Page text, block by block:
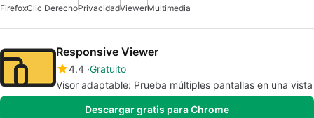
FirefoxClic DerechoPrivacidadViewerMultimedia
Responsive Viewer
4.4 Gratuito
Visor adaptable: Prueba múltiples pantallas en una vista
Descargar gratis para Chrome